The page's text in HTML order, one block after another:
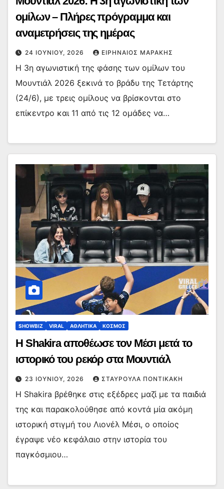
ομίλων – Πλήρες πρόγραμμα και
αναμετρήσεις της ημέρας
24 ΙΟΥΝΊΟΥ, 2026 ΕΙΡΗΝΑΊΟΣ ΜΑΡΆΚΗΣ
Η 3η αγωνιστική της φάσης των ομίλων του
Μουντιάλ 2026 ξεκινά το βράδυ της Τετάρτης
(24/6), με τρεις ομίλους να βρίσκονται στο
επίκεντρο και 11 από τις 12 ομάδες να…
SHOWBIZ VIRAL ΑΘΛΗΤΙΚΑ ΚΟΣΜΟΣ
Η Shakira αποθέωσε τον Μέσι μετά το
ιστορικό του ρεκόρ στα Μουντιάλ
23 ΙΟΥΝΊΟΥ, 2026 ΣΤΑΥΡΟΎΛΑ ΠΟΝΤΙΚΆΚΗ
Η Shakira βρέθηκε στις εξέδρες μαζί με τα παιδιά
της και παρακολούθησε από κοντά μία ακόμη
ιστορική στιγμή του Λιονέλ Μέσι, ο οποίος
έγραψε νέο κεφάλαιο στην ιστορία του
παγκόσμιου…